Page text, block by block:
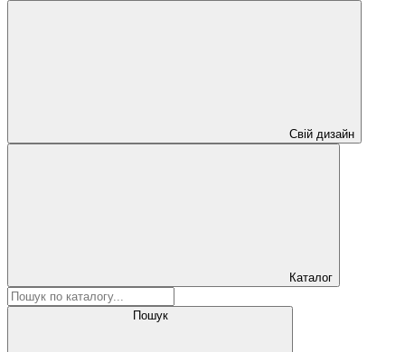
Свій дизайн
Каталог
Пошук